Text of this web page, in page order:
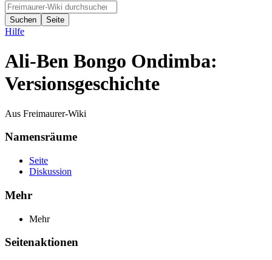
Hilfe
Ali-Ben Bongo Ondimba:
Versionsgeschichte
Aus Freimaurer-Wiki
Namensräume
Seite
Diskussion
Mehr
Mehr
Seitenaktionen